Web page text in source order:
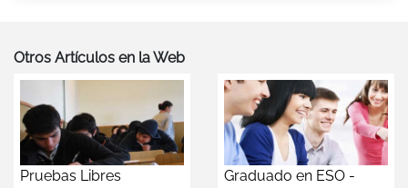
Otros Artículos en la Web
Pruebas Libres
Graduado en ESO -